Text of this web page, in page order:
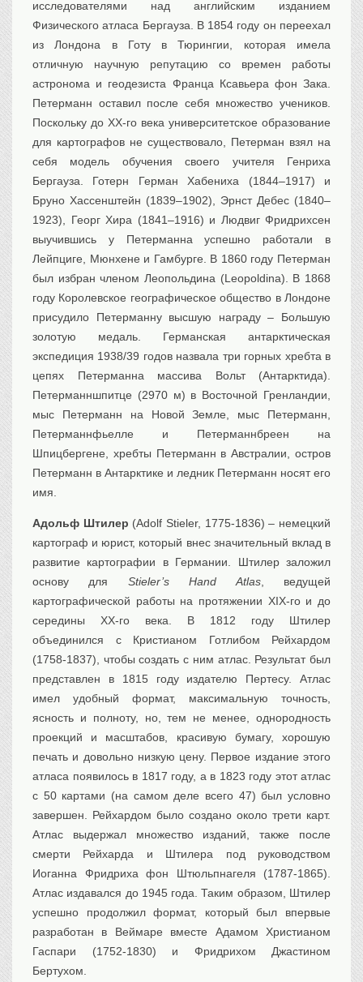
исследователями над английским изданием
Физического атласа Бергауза. В 1854 году он переехал
из Лондона в Готу в Тюрингии, которая имела
отличную научную репутацию со времен работы
астронома и геодезиста Франца Ксавьера фон Зака.
Петерманн оставил после себя множество учеников.
Поскольку до XX-го века университетское образование
для картографов не существовало, Петерман взял на
себя модель обучения своего учителя Генриха
Бергауза. Готерн Герман Хабениха (1844–1917) и
Бруно Хассенштейн (1839–1902), Эрнст Дебес (1840–
1923), Георг Хира (1841–1916) и Людвиг Фридрихсен
выучившись у Петерманна успешно работали в
Лейпциге, Мюнхене и Гамбурге. В 1860 году Петерман
был избран членом Леопольдина (Leopoldina). В 1868
году Королевское географическое общество в Лондоне
присудило Петерманну высшую награду – Большую
золотую медаль. Германская антарктическая
экспедиция 1938/39 годов назвала три горных хребта в
цепях Петерманна массива Вольт (Антарктида).
Петерманншпитце (2970 м) в Восточной Гренландии,
мыс Петерманн на Новой Земле, мыс Петерманн,
Петерманнфьелле и Петерманнбреен на
Шпицбергене, хребты Петерманн в Австралии, остров
Петерманн в Антарктике и ледник Петерманн носят его
имя.
Адольф Штилер (Adolf Stieler, 1775-1836) – немецкий
картограф и юрист, который внес значительный вклад в
развитие картографии в Германии. Штилер заложил
основу для Stieler’s Hand Atlas, ведущей
картографической работы на протяжении XIX-го и до
середины XX-го века. В 1812 году Штилер
объединился с Кристианом Готлибом Рейхардом
(1758-1837), чтобы создать с ним атлас. Результат был
представлен в 1815 году издателю Пертесу. Атлас
имел удобный формат, максимальную точность,
ясность и полноту, но, тем не менее, однородность
проекций и масштабов, красивую бумагу, хорошую
печать и довольно низкую цену. Первое издание этого
атласа появилось в 1817 году, а в 1823 году этот атлас
с 50 картами (на самом деле всего 47) был условно
завершен. Рейхардом было создано около трети карт.
Атлас выдержал множество изданий, также после
смерти Рейхарда и Штилера под руководством
Иоганна Фридриха фон Штюльпнагеля (1787-1865).
Атлас издавался до 1945 года. Таким образом, Штилер
успешно продолжил формат, который был впервые
разработан в Веймаре вместе Адамом Христианом
Гаспари (1752-1830) и Фридрихом Джастином
Бертухом.